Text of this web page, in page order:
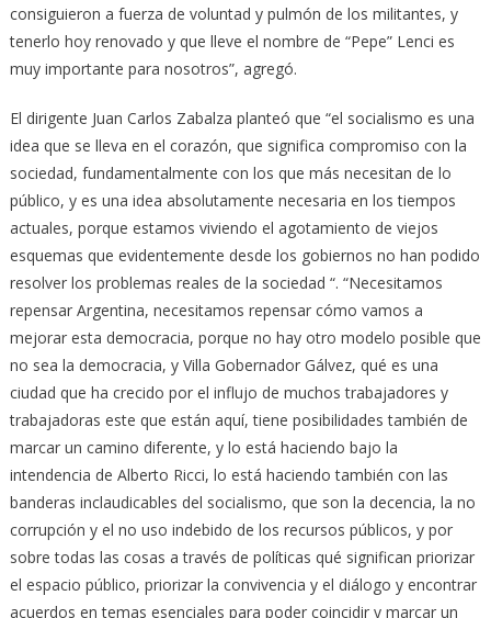
consiguieron a fuerza de voluntad y pulmón de los militantes, y
tenerlo hoy renovado y que lleve el nombre de “Pepe” Lenci es
muy importante para nosotros”, agregó.
El dirigente Juan Carlos Zabalza planteó que “el socialismo es una
idea que se lleva en el corazón, que significa compromiso con la
sociedad, fundamentalmente con los que más necesitan de lo
público, y es una idea absolutamente necesaria en los tiempos
actuales, porque estamos viviendo el agotamiento de viejos
esquemas que evidentemente desde los gobiernos no han podido
resolver los problemas reales de la sociedad “. “Necesitamos
repensar Argentina, necesitamos repensar cómo vamos a
mejorar esta democracia, porque no hay otro modelo posible que
no sea la democracia, y Villa Gobernador Gálvez, qué es una
ciudad que ha crecido por el influjo de muchos trabajadores y
trabajadoras este que están aquí, tiene posibilidades también de
marcar un camino diferente, y lo está haciendo bajo la
intendencia de Alberto Ricci, lo está haciendo también con las
banderas inclaudicables del socialismo, que son la decencia, la no
corrupción y el no uso indebido de los recursos públicos, y por
sobre todas las cosas a través de políticas qué significan priorizar
el espacio público, priorizar la convivencia y el diálogo y encontrar
acuerdos en temas esenciales para poder coincidir y marcar un